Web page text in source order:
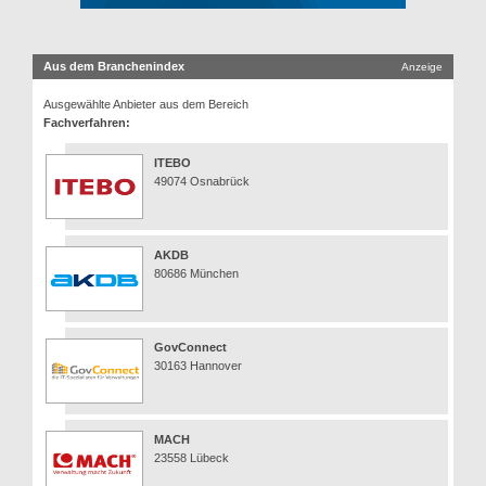
Aus dem Branchenindex Anzeige
Ausgewählte Anbieter aus dem Bereich
Fachverfahren:
ITEBO
49074 Osnabrück
AKDB
80686 München
GovConnect
30163 Hannover
MACH
23558 Lübeck